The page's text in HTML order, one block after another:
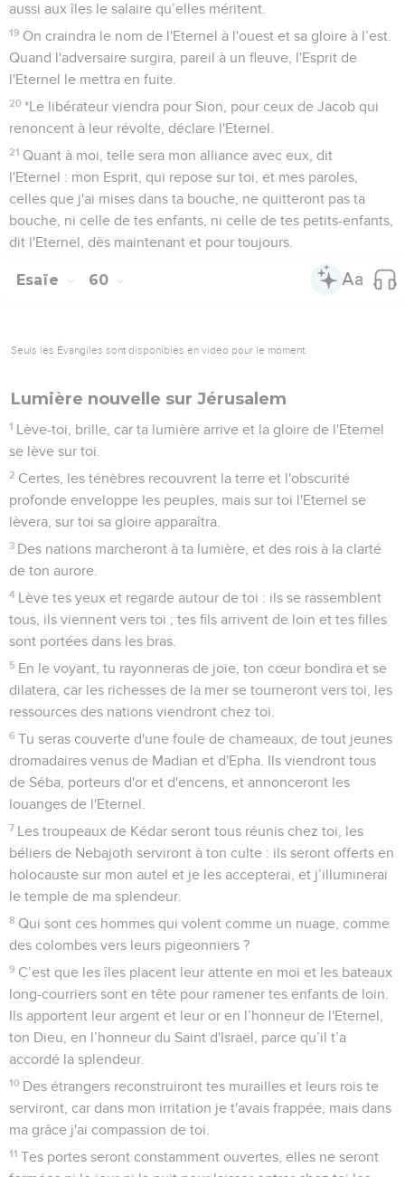
aussi aux îles le salaire qu’elles méritent.
19 On craindra le nom de l'Eternel à l'ouest et sa gloire à l’est.
Quand l'adversaire surgira, pareil à un fleuve, l'Esprit de
l'Eternel le mettra en fuite.
20 *Le libérateur viendra pour Sion, pour ceux de Jacob qui
renoncent à leur révolte, déclare l'Eternel.
21 Quant à moi, telle sera mon alliance avec eux, dit
l'Eternel : mon Esprit, qui repose sur toi, et mes paroles,
celles que j'ai mises dans ta bouche, ne quitteront pas ta
bouche, ni celle de tes enfants, ni celle de tes petits-enfants,
dit l'Eternel, dès maintenant et pour toujours.
Esaïe 60
Seuls les Évangiles sont disponibles en vidéo pour le moment.
Lumière nouvelle sur Jérusalem
1 Lève-toi, brille, car ta lumière arrive et la gloire de l'Eternel
se lève sur toi.
2 Certes, les ténèbres recouvrent la terre et l'obscurité
profonde enveloppe les peuples, mais sur toi l'Eternel se
lèvera, sur toi sa gloire apparaîtra.
3 Des nations marcheront à ta lumière, et des rois à la clarté
de ton aurore.
4 Lève tes yeux et regarde autour de toi : ils se rassemblent
tous, ils viennent vers toi ; tes fils arrivent de loin et tes filles
sont portées dans les bras.
5 En le voyant, tu rayonneras de joie, ton cœur bondira et se
dilatera, car les richesses de la mer se tourneront vers toi, les
ressources des nations viendront chez toi.
6 Tu seras couverte d'une foule de chameaux, de tout jeunes
dromadaires venus de Madian et d'Epha. Ils viendront tous
de Séba, porteurs d'or et d'encens, et annonceront les
louanges de l'Eternel.
7 Les troupeaux de Kédar seront tous réunis chez toi, les
béliers de Nebajoth serviront à ton culte : ils seront offerts en
holocauste sur mon autel et je les accepterai, et j’illuminerai
le temple de ma splendeur.
8 Qui sont ces hommes qui volent comme un nuage, comme
des colombes vers leurs pigeonniers ?
9 C’est que les îles placent leur attente en moi et les bateaux
long-courriers sont en tête pour ramener tes enfants de loin.
Ils apportent leur argent et leur or en l’honneur de l'Eternel,
ton Dieu, en l’honneur du Saint d'Israël, parce qu’il t’a
accordé la splendeur.
10 Des étrangers reconstruiront tes murailles et leurs rois te
serviront, car dans mon irritation je t'avais frappée, mais dans
ma grâce j'ai compassion de toi.
11 Tes portes seront constamment ouvertes, elles ne seront